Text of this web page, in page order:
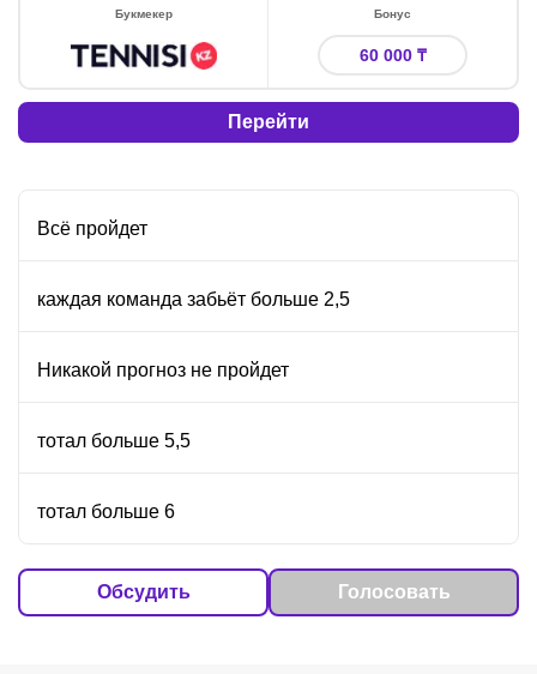
Букмекер Бонус
60 000 ₸
Перейти
Всё пройдет
каждая команда забьёт больше 2,5
Никакой прогноз не пройдет
тотал больше 5,5
тотал больше 6
Обсудить Голосовать